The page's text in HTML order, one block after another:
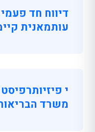
דיווח חד
עותמאנית
י
משרד